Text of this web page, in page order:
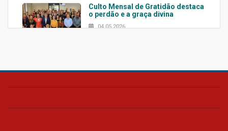
Culto Mensal de Gratidão destaca
o perdão e a graça divina
04.05.2026
Confira como foi o culto mensal